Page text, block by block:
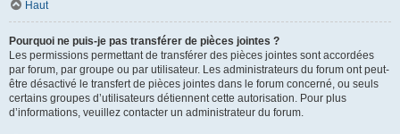
Haut
Pourquoi ne puis-je pas transférer de pièces jointes ?
Les permissions permettant de transférer des pièces jointes sont accordées
par forum, par groupe ou par utilisateur. Les administrateurs du forum ont peut-
être désactivé le transfert de pièces jointes dans le forum concerné, ou seuls
certains groupes d’utilisateurs détiennent cette autorisation. Pour plus
d’informations, veuillez contacter un administrateur du forum.